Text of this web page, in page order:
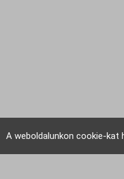
A weboldalunkon cookie-kat